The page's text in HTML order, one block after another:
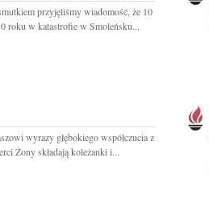
przyjęliśmy wiadomość, że 10
roku w katastrofie w Smoleńsku...
wyrazy głębokiego współczucia z
Żony składają koleżanki i...